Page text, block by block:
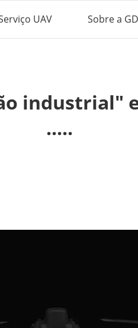
UAV Sobre a
industrial"
.....